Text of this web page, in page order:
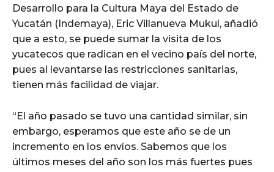
Desarrollo para la Cultura Maya del Estado de
Yucatán (Indemaya), Eric Villanueva Mukul, añadió
que a esto, se puede sumar la visita de los
yucatecos que radican en el vecino país del norte,
pues al levantarse las restricciones sanitarias,
tienen más facilidad de viajar.
“El año pasado se tuvo una cantidad similar, sin
embargo, esperamos que este año se de un
incremento en los envíos. Sabemos que los
últimos meses del año son los más fuertes pues